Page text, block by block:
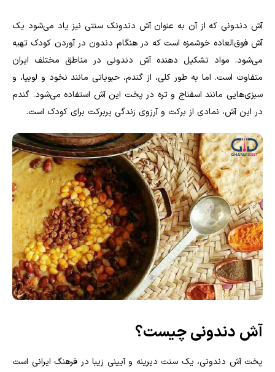
آش دندونی که از آن به عنوان آش دندونک سنتی نیز یاد می‌شود یک
آش فوق‌العاده خوشمزه است که در هنگام دندون در آوردن کودک تهیه
می‌شود. مواد تشکیل دهنده آش دندونی در مناطق مختلف ایران
متفاوت است. اما به طور کلی، از گندم، حبوباتی مانند نخود و لوبیا، و
سبزی‌هایی مانند اسفناج و تره در پخت این آش استفاده می‌شود. گندم
در این آش، نمادی از برکت و آرزوی زندگی پربرکت برای کودک است.
آش دندونی چیست؟
پخت آش دندونی، یک سنت دیرینه و آیینی زیبا در فرهنگ ایرانی است